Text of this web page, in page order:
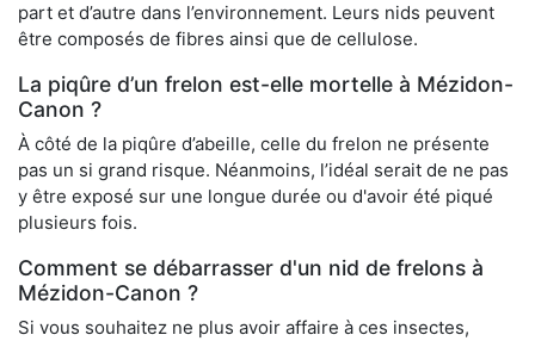
part et d’autre dans l’environnement. Leurs nids peuvent
être composés de fibres ainsi que de cellulose.
La piqûre d’un frelon est-elle mortelle à Mézidon-
Canon ?
À côté de la piqûre d’abeille, celle du frelon ne présente
pas un si grand risque. Néanmoins, l’idéal serait de ne pas
y être exposé sur une longue durée ou d'avoir été piqué
plusieurs fois.
Comment se débarrasser d'un nid de frelons à
Mézidon-Canon ?
Si vous souhaitez ne plus avoir affaire à ces insectes,